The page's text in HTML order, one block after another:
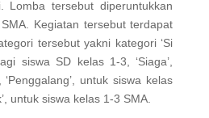
Lomba tersebut diperuntukkan
Kegiatan tersebut terdapat
tersebut yakni kategori ‘Si
siswa SD kelas 1-3, ‘Siaga’,
untuk siswa kelas
untuk siswa kelas 1-3 SMA.